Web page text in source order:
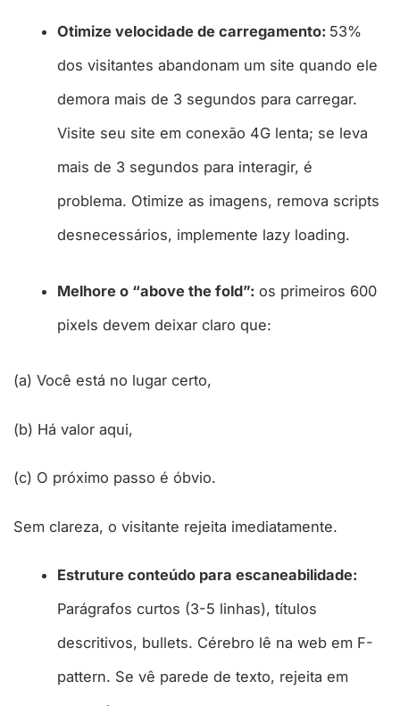
Otimize velocidade de carregamento: 53%
dos visitantes abandonam um site quando ele
demora mais de 3 segundos para carregar.
Visite seu site em conexão 4G lenta; se leva
mais de 3 segundos para interagir, é
problema. Otimize as imagens, remova scripts
desnecessários, implemente lazy loading.
Melhore o “above the fold”: os primeiros 600
pixels devem deixar claro que:
(a) Você está no lugar certo,
(b) Há valor aqui,
(c) O próximo passo é óbvio.
Sem clareza, o visitante rejeita imediatamente.
Estruture conteúdo para escaneabilidade:
Parágrafos curtos (3-5 linhas), títulos
descritivos, bullets. Cérebro lê na web em F-
pattern. Se vê parede de texto, rejeita em